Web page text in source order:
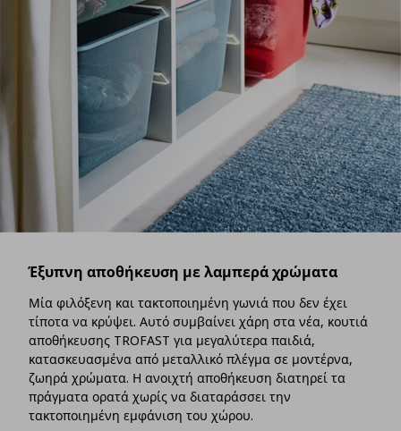
Έξυπνη αποθήκευση με λαμπερά χρώματα
Μία φιλόξενη και τακτοποιημένη γωνιά που δεν έχει
τίποτα να κρύψει. Αυτό συμβαίνει χάρη στα νέα, κουτιά
αποθήκευσης TROFAST για μεγαλύτερα παιδιά,
κατασκευασμένα από μεταλλικό πλέγμα σε μοντέρνα,
ζωηρά χρώματα. Η ανοιχτή αποθήκευση διατηρεί τα
πράγματα ορατά χωρίς να διαταράσσει την
τακτοποιημένη εμφάνιση του χώρου.